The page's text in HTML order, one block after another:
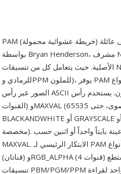
بواسطة Bryan Henderson، مشرف Netpbm، كتعميم يوحد ويوسع تنسيقات PBM وPGM وPPM
الأصلية. حيث يتعامل كل من تنسيقات Netpbm الكلاسيكية مع نوع صورة محدد (PBM للثنائي وPGM
للرمادي وPPM للملون)، يوفر PAM تنسيقاً واحداً يمكنه تمثيل أي مزيج من القنوات وأعماق البت وأنواع
الصور عبر رأس ASCII مرن. يستخدم رأس PAM أزواج مفتاح-قيمة: WIDTH وHEIGHT وDEPTH (عدد
القنوات) وMAXVAL (قيمة العينة القصوى، حتى 65535) وTUPLTYPE (سلسلة تحدد نوع الصورة —
BLACKANDWHITE أو GRAYSCALE أو RGB أو GRAYSCALE_ALPHA أو RGB_ALPHA أو أنواع
مخصصة). بعد الرأس، تُخزن بيانات البكسل بتنسيق ثنائي، بحيث تشغل كل عينة بايتاً واحداً أو اثنين حسب
MAXVAL. الابتكار الرئيسي لـ PAM على سابقيه هو دعم قناة ألفا الأصلي: أنواع GRAYSCALE_ALPHA
(قناتان) وRGB_ALPHA (4 قنوات) توفر الشفافية دون الحاجة لملف قناع منفصل، وهو ما لم تستطع
تنسيقات PBM/PGM/PPM الأصلية التعبير عنه. من أبرز مزاياه توحيد التنسيقات: تنفيذ واحد لقراءة PAM